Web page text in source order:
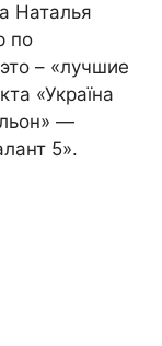
Наталья
по
– «лучшие
«Україна
—
5».